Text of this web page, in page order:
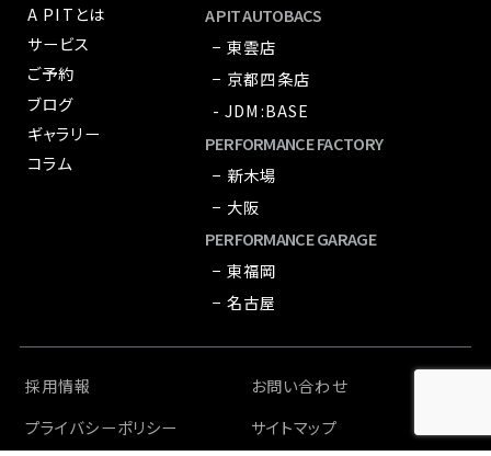
A PITとは
サービス
ご予約
ブログ
ギャラリー
コラム
A PIT AUTOBACS
− 東雲店
− 京都四条店
- JDM:BASE
PERFORMANCE FACTORY
− 新木場
− 大阪
PERFORMANCE GARAGE
− 東福岡
− 名古屋
採用情報
お問い合わせ
プライバシーポリシー
サイトマップ